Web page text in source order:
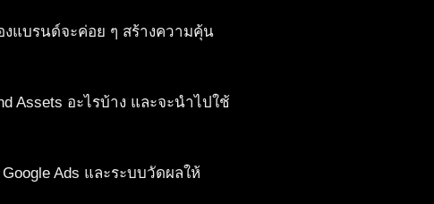
แบรนด์จะค่อย ๆ สร้างความคุ้น
Assets อะไรบ้าง และจะนำไปใช้
Ads และระบบวัดผลให้